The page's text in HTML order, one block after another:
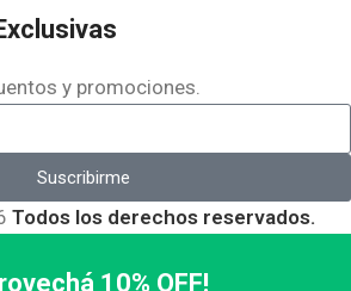
y promociones.
Suscribirme
Todos los derechos reservados.
10% OFF!